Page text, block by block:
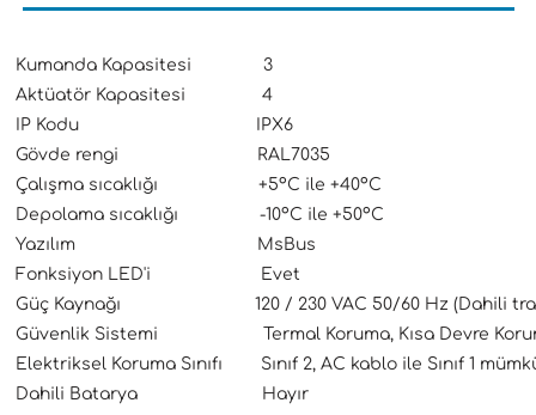
Kumanda Kapasitesi 3
Aktüatör Kapasitesi 4
IP Kodu IPX6
Gövde rengi RAL7035
Çalışma sıcaklığı +5ºC ile +40ºC
Depolama sıcaklığı -10ºC ile +50ºC
Yazılım MsBus
Fonksiyon LED'i Evet
Güç Kaynağı 120 / 230 VAC 50/60 Hz (Dahili
Güvenlik Sistemi Termal Koruma, Kısa Devre
Elektriksel Koruma Sınıfı Sınıf 2, AC kablo ile Sınıf 1
Dahili Batarya Hayır